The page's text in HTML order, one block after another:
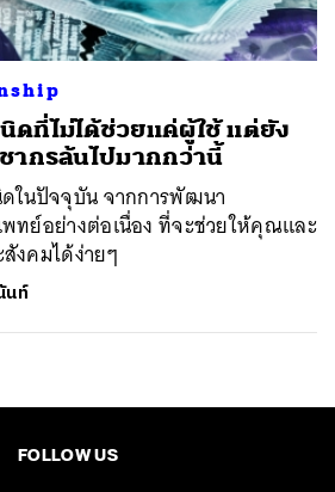
ดที่ไม่ได้ช่วยแค่ผู้ใช้ แต่ยัง
ากรล้นไปมากกว่านี้
ดในปัจจุบัน จากการพัฒนา
ทย์อย่างต่อเนื่อง ที่จะช่วยให้คุณและ
งคมได้ง่ายๆ
นท์
FOLLOW US
TWEET LINE EMAIL